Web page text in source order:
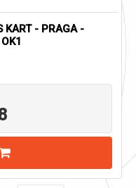
KART - PRAGA -